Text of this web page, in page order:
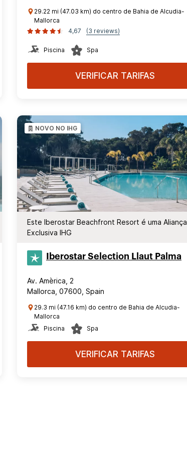
29.22 mi (47.03 km) do centro de Bahia de Alcudia-
Mallorca
4,67
(3 reviews)
Piscina Spa
VERIFICAR TARIFAS
NOVO NO IHG
Este Iberostar Beachfront Resort é uma Aliança
Exclusiva IHG
Iberostar Selection​ Llaut Palma
Av. Amèrica, 2
Mallorca, 07600, Spain
29.3 mi (47.16 km) do centro de Bahia de Alcudia-
Mallorca
Piscina
Spa
VERIFICAR TARIFAS